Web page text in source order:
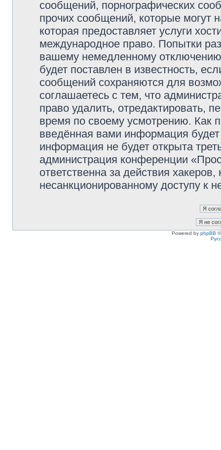
сообщений, порнографических
прочих сообщений, которые могут
которая предоставляет услуги
международное право. Попытки
вашему немедленному
будет поставлен в известность,
сообщений сохраняются для
соглашаетесь с тем, что
право удалить, отредактировать,
время по своему усмотрению. Как
введённая вами информация
информация не будет открыта
администрация конференции
ответственна за действия
несанкционированному доступу к
Powered by phpBB